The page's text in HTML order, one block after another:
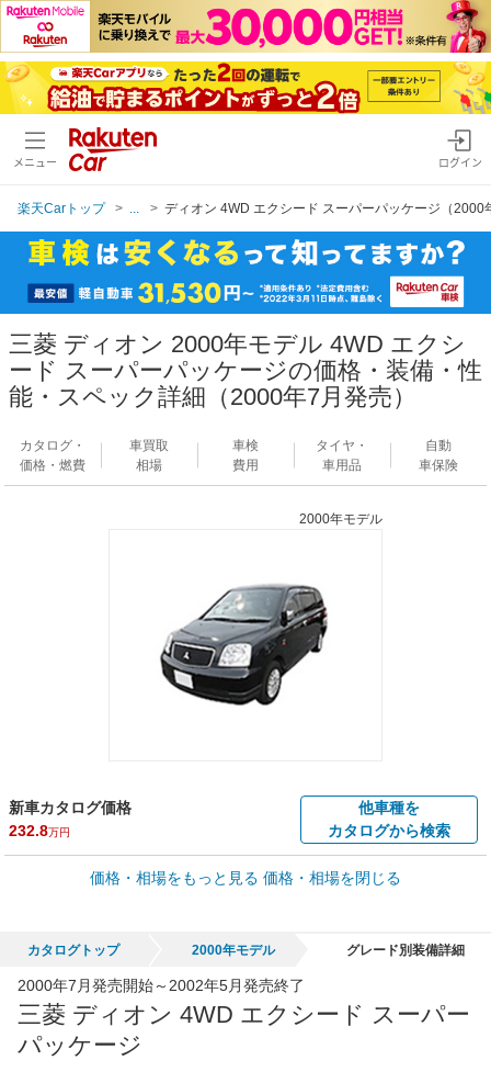
メニュー ログイン
楽天Carトップ ディオン 4WD エクシード スーパーパッケージ（2000
三菱 ディオン 2000年モデル 4WD エクシ
ード スーパーパッケージの価格・装備・性
能・スペック詳細（2000年7月発売）
カタログ・
価格・燃費
車買取
相場
車検
費用
タイヤ・
車用品
自動
車保険
2000年モデル
新車カタログ価格
232.8万円
他車種を
カタログから検索
車買取価格 *
車買取相場
65,050円
価格・相場をもっと見る 価格・相場を閉じる
カタログトップ 2000年モデル グレード別装備詳細
2000年7月発売開始～2002年5月発売終了
三菱 ディオン 4WD エクシード スーパー
パッケージ